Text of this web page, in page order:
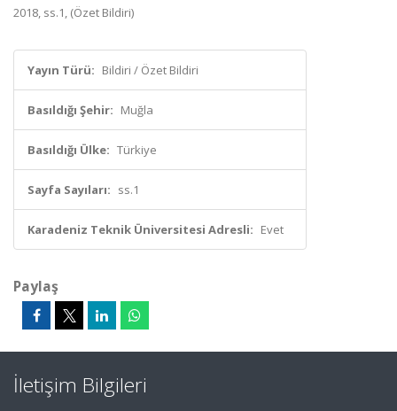
2018, ss.1, (Özet Bildiri)
Yayın Türü: Bildiri / Özet Bildiri
Basıldığı Şehir: Muğla
Basıldığı Ülke: Türkiye
Sayfa Sayıları: ss.1
Karadeniz Teknik Üniversitesi Adresli: Evet
Paylaş
İletişim Bilgileri